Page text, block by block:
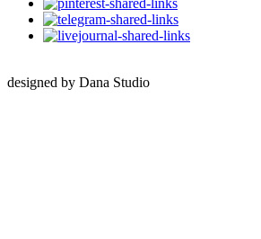
designed by Dana Studio